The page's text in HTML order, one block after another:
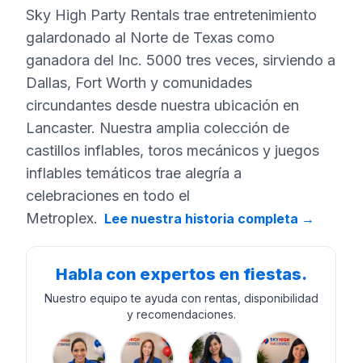
Sky High Party Rentals trae entretenimiento
galardonado al Norte de Texas como
ganadora del Inc. 5000 tres veces, sirviendo a
Dallas, Fort Worth y comunidades
circundantes desde nuestra ubicación en
Lancaster. Nuestra amplia colección de
castillos inflables, toros mecánicos y juegos
inflables temáticos trae alegría a
celebraciones en todo el
Metroplex. Lee nuestra historia completa →
Habla con expertos en fiestas.
Nuestro equipo te ayuda con rentas, disponibilidad
y recomendaciones.